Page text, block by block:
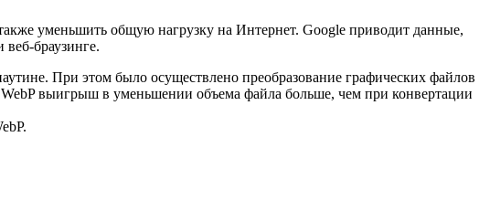
уменьшить общую нагрузку на Интернет. Google приводит данные,
веб-браузинге.
При этом было осуществлено преобразование графических файлов
выигрыш в уменьшении объема файла больше, чем при конвертации